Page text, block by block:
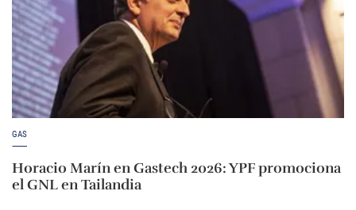
GAS
Horacio Marín en Gastech 2026: YPF promociona
el GNL en Tailandia